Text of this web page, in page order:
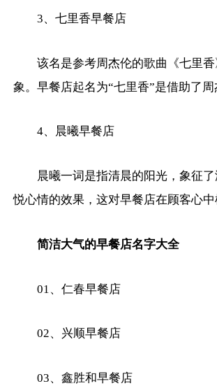
3、七里香早餐店
该名是参考周杰伦的歌曲《七里
象。早餐店起名为“七里香”是借助了
4、晨曦早餐店
晨曦一词是指清晨的阳光，象征
悦心情的效果，这对早餐店在顾客心
简洁大气的早餐店名字大全
01、仁春早餐店
02、兴顺早餐店
03、鑫胜和早餐店